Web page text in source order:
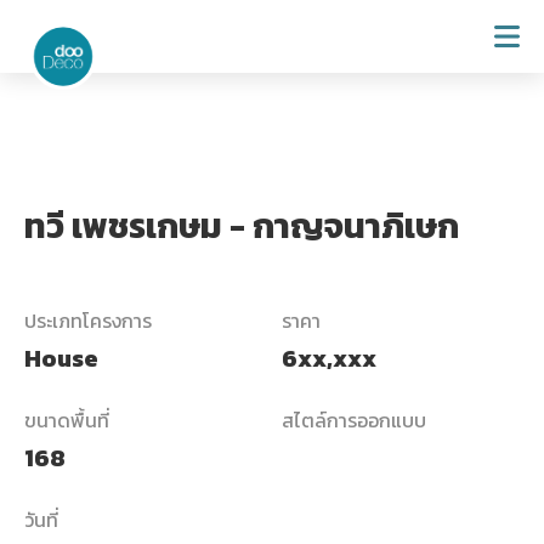
ทวี เพชรเกษม - กาญจนาภิเษก
ประเภทโครงการ
House
ราคา
6xx,xxx
ขนาดพื้นที่
168
สไตล์การออกแบบ
วันที่